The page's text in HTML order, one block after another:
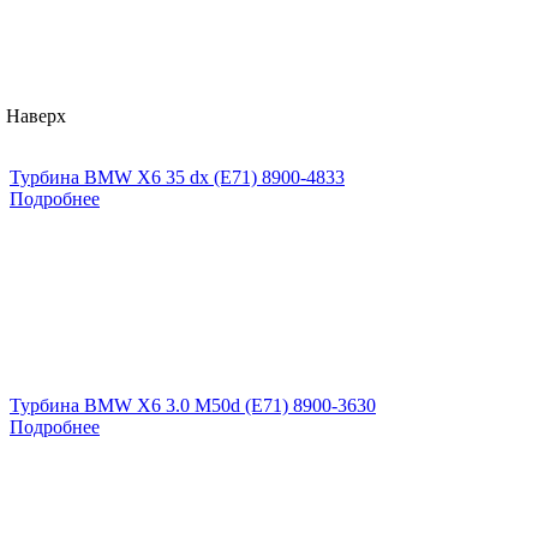
Турбина BMW X6 35 dx (E71) 8900-4833
Подробнее
Турбина BMW X6 3.0 M50d (E71) 8900-3630
Подробнее
Наверх